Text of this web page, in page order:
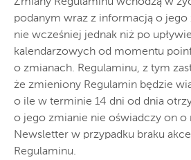
podanym wraz z informacją o jego
nie wcześniej jednak niż po
kalendarzowych od momentu
o zmianach. Regulaminu, z tym
że zmieniony Regulamin będzie
o ile w terminie 14 dni od dnia
o jego zmianie nie oświadczy on o
Newsletter w przypadku braku
Regulaminu.